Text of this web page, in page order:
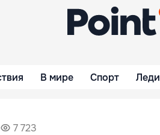
В мире Спорт Леди
7 723